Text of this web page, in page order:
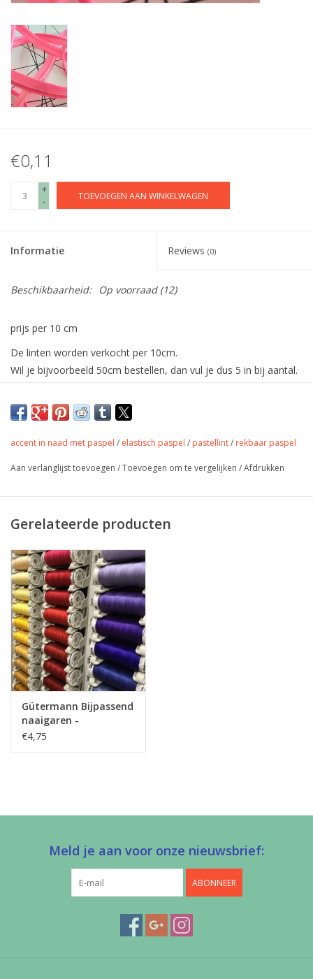
€0,11
+
-
TOEVOEGEN AAN WINKELWAGEN
Informatie Reviews (0)
Beschikbaarheid: Op voorraad(12)
prijs per 10 cm
De linten worden verkocht per 10cm.
Wil je bijvoorbeeld 50cm bestellen, dan vul je dus 5 in bij aantal.
Elastisch paspel met matte en glanzende
kant voor de afwerking van rekbare
stoffen.
Met dit paspellint werk je elastische stoffen heel mooi af of geef
Kleur
Fel Rose
Samenstelling
Gewicht
-
Toepassing
bij alle elastische stoffen
Label
-
Stretch
ja
accent in naad met paspel / elastisch paspel / pastellint/ rekbaar paspel
Aan verlanglijst toevoegen /Toevoegen om te vergelijken /Afdrukken
Gerelateerde producten
Gütermann Bijpassend
naaigaren -
Allesnaaigaren 200m
€4,75
Meld je aan voor onze nieuwsbrief:
ABONNEER